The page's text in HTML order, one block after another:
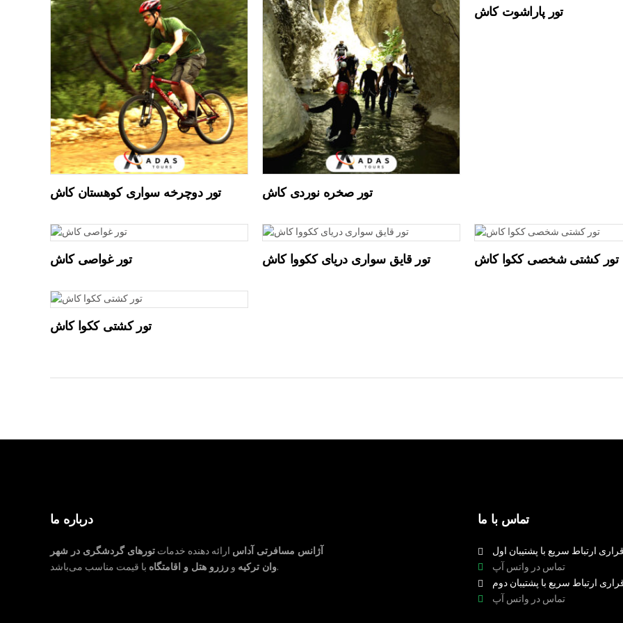
تور دوچرخه سواری کوهستان کاش تور صخره نوردی کاش
تور پاراشوت کاش
تور غواصی کاش تور قایق سواری دریای ککووا کاش تور کشتی شخصی ککوا کاش
تور کشتی ککوا کاش
درباره ما
آژانس مسافرتی آداس ارائه دهنده خدماتتورهای گردشگری در شهر
وان ترکیه ورزرو هتل و اقامتگاه با قیمت مناسب می‌باشد.
تماس با ما
ارتباط سریع با پشتیبان اول
تماس در واتس آپ
ارتباط سریع با پشتیبان دوم
تماس در واتس آپ